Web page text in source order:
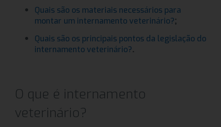
Quais são os materiais necessários para
montar um internamento veterinário?;
Quais são os principais pontos da legislação do
internamento veterinário?.
O que é internamento
veterinário?